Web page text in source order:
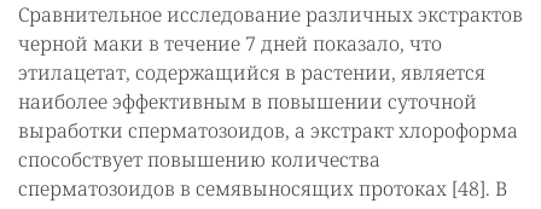
Сравнительное исследование различных экстрактов
черной маки в течение 7 дней показало, что
этилацетат, содержащийся в растении, является
наиболее эффективным в повышении суточной
выработки сперматозоидов, а экстракт хлороформа
способствует повышению количества
сперматозоидов в семявыносящих протоках [48]. В